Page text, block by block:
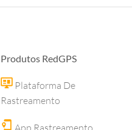
Produtos RedGPS
Plataforma De
Rastreamento
App Rastreamento